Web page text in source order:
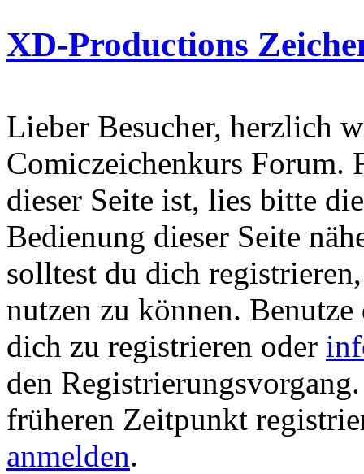
XD-Productions
Lieber Besucher, herzlich
Comiczeichenkurs Forum.
dieser Seite ist, lies bitte
Bedienung dieser Seite
solltest du dich
nutzen zu können.
dich zu registrieren oder
den
früheren Zeitpunkt
anmelden.